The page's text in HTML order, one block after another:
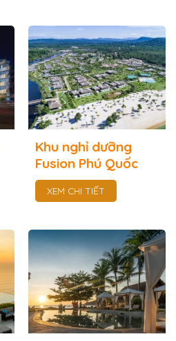
Khu nghỉ dưỡng
Fusion Phú Quốc
XEM CHI TIẾT